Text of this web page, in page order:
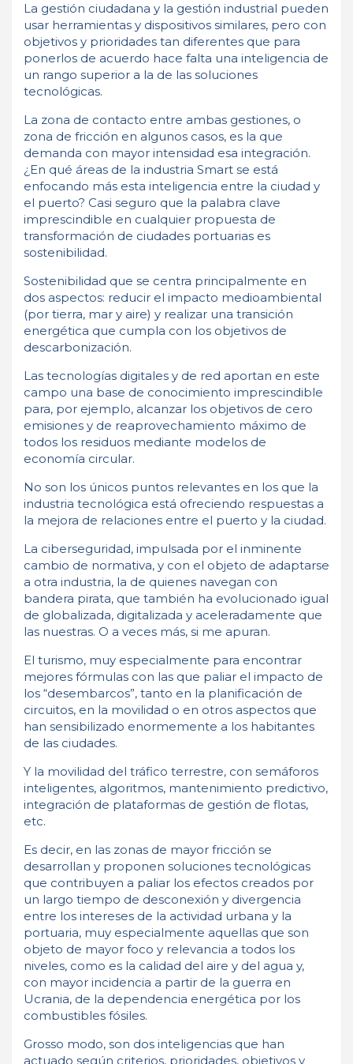
La gestión ciudadana y la gestión industrial pueden
usar herramientas y dispositivos similares, pero con
objetivos y prioridades tan diferentes que para
ponerlos de acuerdo hace falta una inteligencia de
un rango superior a la de las soluciones
tecnológicas.
La zona de contacto entre ambas gestiones, o
zona de fricción en algunos casos, es la que
demanda con mayor intensidad esa integración.
¿En qué áreas de la industria Smart se está
enfocando más esta inteligencia entre la ciudad y
el puerto? Casi seguro que la palabra clave
imprescindible en cualquier propuesta de
transformación de ciudades portuarias es
sostenibilidad.
Sostenibilidad que se centra principalmente en
dos aspectos: reducir el impacto medioambiental
(por tierra, mar y aire) y realizar una transición
energética que cumpla con los objetivos de
descarbonización.
Las tecnologías digitales y de red aportan en este
campo una base de conocimiento imprescindible
para, por ejemplo, alcanzar los objetivos de cero
emisiones y de reaprovechamiento máximo de
todos los residuos mediante modelos de
economía circular.
No son los únicos puntos relevantes en los que la
industria tecnológica está ofreciendo respuestas a
la mejora de relaciones entre el puerto y la ciudad.
La ciberseguridad, impulsada por el inminente
cambio de normativa, y con el objeto de adaptarse
a otra industria, la de quienes navegan con
bandera pirata, que también ha evolucionado igual
de globalizada, digitalizada y aceleradamente que
las nuestras. O a veces más, si me apuran.
El turismo, muy especialmente para encontrar
mejores fórmulas con las que paliar el impacto de
los “desembarcos”, tanto en la planificación de
circuitos, en la movilidad o en otros aspectos que
han sensibilizado enormemente a los habitantes
de las ciudades.
Y la movilidad del tráfico terrestre, con semáforos
inteligentes, algoritmos, mantenimiento predictivo,
integración de plataformas de gestión de flotas,
etc.
Es decir, en las zonas de mayor fricción se
desarrollan y proponen soluciones tecnológicas
que contribuyen a paliar los efectos creados por
un largo tiempo de desconexión y divergencia
entre los intereses de la actividad urbana y la
portuaria, muy especialmente aquellas que son
objeto de mayor foco y relevancia a todos los
niveles, como es la calidad del aire y del agua y,
con mayor incidencia a partir de la guerra en
Ucrania, de la dependencia energética por los
combustibles fósiles.
Grosso modo, son dos inteligencias que han
actuado según criterios, prioridades, objetivos y